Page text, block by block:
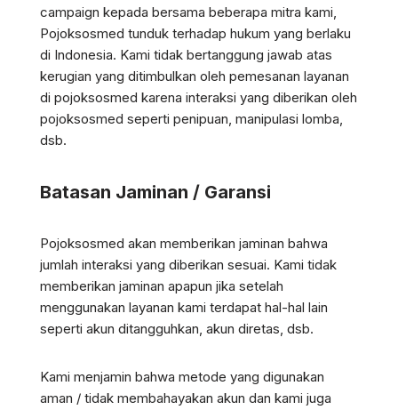
campaign kepada bersama beberapa mitra kami,
Pojoksosmed tunduk terhadap hukum yang berlaku
di Indonesia. Kami tidak bertanggung jawab atas
kerugian yang ditimbulkan oleh pemesanan layanan
di pojoksosmed karena interaksi yang diberikan oleh
pojoksosmed seperti penipuan, manipulasi lomba,
dsb.
Batasan Jaminan / Garansi
Pojoksosmed akan memberikan jaminan bahwa
jumlah interaksi yang diberikan sesuai. Kami tidak
memberikan jaminan apapun jika setelah
menggunakan layanan kami terdapat hal-hal lain
seperti akun ditangguhkan, akun diretas, dsb.
Kami menjamin bahwa metode yang digunakan
aman / tidak membahayakan akun dan kami juga